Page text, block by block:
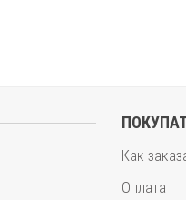
Как
Оплата